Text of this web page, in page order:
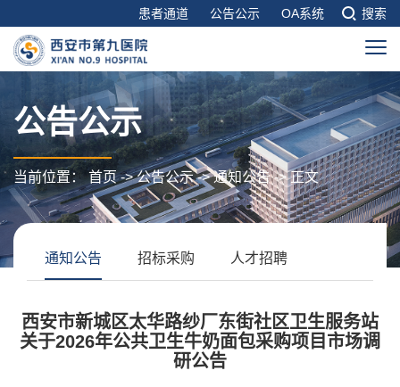
患者通道 公告公示 OA系统 搜索
公告公示
当前位置：首页->公告公示->通知公告-> 正文
通知公告 招标采购 人才招聘
西安市新城区太华路纱厂东街社区卫生服务站
关于2026年公共卫生牛奶面包采购项目市场调
研公告